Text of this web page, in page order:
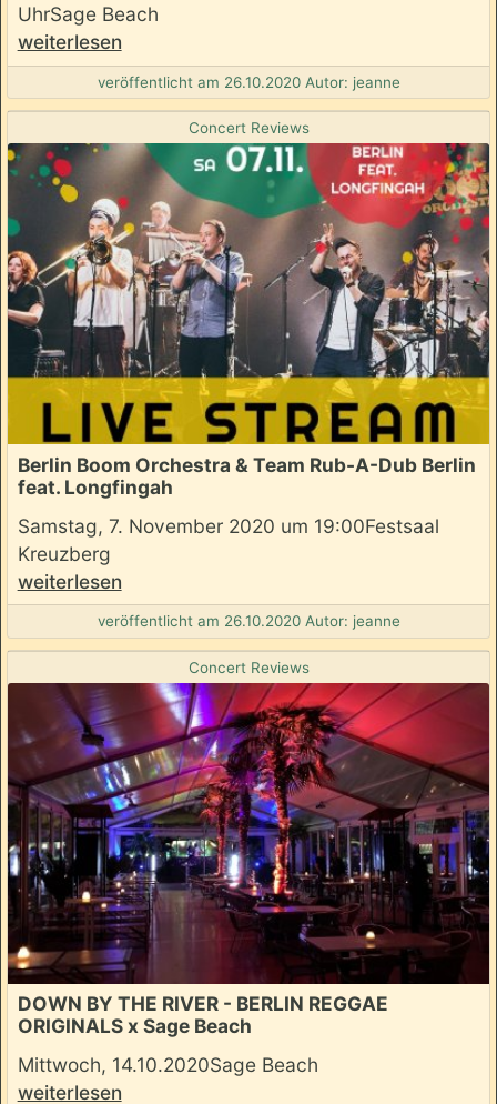
UhrSage Beach
weiterlesen
veröffentlicht am 26.10.2020 Autor: jeanne
Concert Reviews
Berlin Boom Orchestra & Team Rub-A-Dub Berlin
feat. Longfingah
Samstag, 7. November 2020 um 19:00Festsaal
Kreuzberg
weiterlesen
veröffentlicht am 26.10.2020 Autor: jeanne
Concert Reviews
DOWN BY THE RIVER - BERLIN REGGAE
ORIGINALS x Sage Beach
Mittwoch, 14.10.2020Sage Beach
weiterlesen